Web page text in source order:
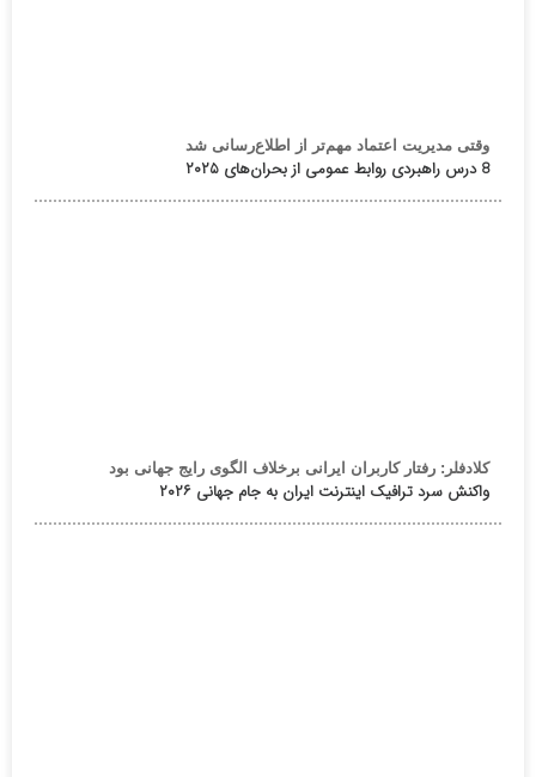
وقتی مدیریت اعتماد مهم‌تر از اطلاع‌رسانی شد
8 درس راهبردی روابط عمومی از بحران‌های ۲۰۲۵
کلادفلر: رفتار کاربران ایرانی برخلاف الگوی رایج جهانی بود
واکنش سرد ترافیک اینترنت ایران به جام جهانی ۲۰۲۶